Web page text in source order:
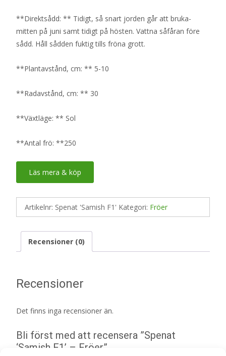
**Direktsådd: ** Tidigt, så snart jorden går att bruka-
mitten på juni samt tidigt på hösten. Vattna såfåran före
sådd. Håll sådden fuktig tills fröna grott.
**Plantavstånd, cm: ** 5-10
**Radavstånd, cm: ** 30
**Växtläge: ** Sol
**Antal frö: **250
Läs mera & köp
Artikelnr: Spenat 'Samish F1' Kategori: Fröer
Recensioner (0)
Recensioner
Det finns inga recensioner än.
Bli först med att recensera ”Spenat
‘Samish F1’ – Fröer”